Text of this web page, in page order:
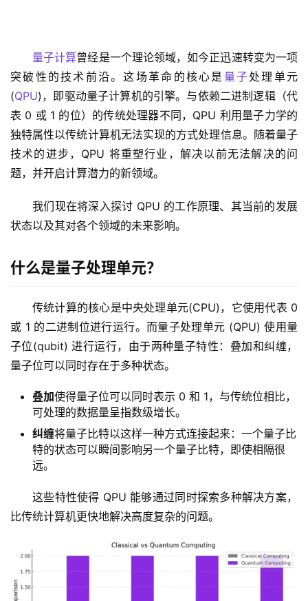
量子计算曾经是一个理论领域，如今正迅速转变为一项
突破性的技术前沿。这场革命的核心是 量子处理单元
(QPU)，即驱动量子计算机的引擎。与依赖二进制逻辑（代
表 0 或 1 的位）的传统处理器不同，QPU 利用量子力学的
独特属性以传统计算机无法实现的方式处理信息。随着量子
技术的进步，QPU 将重塑行业，解决以前无法解决的问
题，并开启计算潜力的新领域。
我们现在将深入探讨 QPU 的工作原理、其当前的发展
状态以及其对各个领域的未来影响。
什么是量子处理单元？
传统计算的核心是中央处理单元(CPU)，它使用代表 0
或 1 的二进制位进行运行。而量子处理单元 (QPU) 使用量
子位(qubit) 进行运行，由于两种量子特性：叠加和纠缠，
量子位可以同时存在于多种状态。
叠加使得量子位可以同时表示 0 和 1，与传统位相比，
可处理的数据量呈指数级增长。
纠缠将量子比特以这样一种方式连接起来：一个量子比
特的状态可以瞬间影响另一个量子比特，即使相隔很
远。
这些特性使得 QPU 能够通过同时探索多种解决方案，
比传统计算机更快地解决高度复杂的问题。